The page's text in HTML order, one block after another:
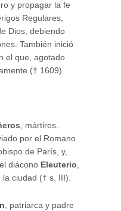
y propagar la fe
Regulares,
Dios, debiendo
También inició
el que, agotado
(† 1609).
, mártires.
por el Romano
de París, y,
diácono Eleuterio,
ciudad († s. III).
, patriarca y padre